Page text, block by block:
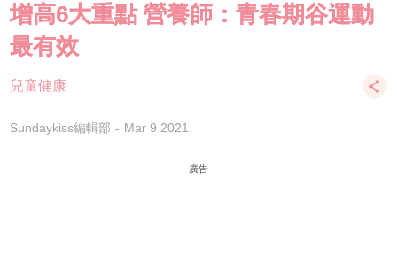
增高6大重點 營養師：青春期谷運動
最有效
兒童健康
Sundaykiss編輯部 Mar 9 2021
廣告